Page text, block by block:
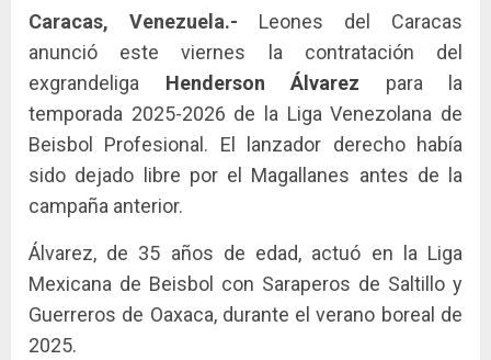
Caracas, Venezuela.- Leones del Caracas
anunció este viernes la contratación del
exgrandeliga Henderson Álvarez para la
temporada 2025-2026 de la Liga Venezolana de
Beisbol Profesional. El lanzador derecho había
sido dejado libre por el Magallanes antes de la
campaña anterior.
Álvarez, de 35 años de edad, actuó en la Liga
Mexicana de Beisbol con Saraperos de Saltillo y
Guerreros de Oaxaca, durante el verano boreal de
2025.